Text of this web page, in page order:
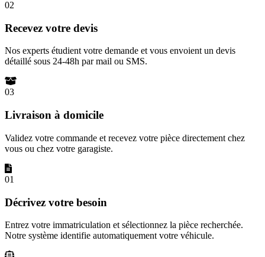
02
Recevez votre devis
Nos experts étudient votre demande et vous envoient un devis
détaillé sous 24-48h par mail ou SMS.
03
Livraison à domicile
Validez votre commande et recevez votre pièce directement chez
vous ou chez votre garagiste.
01
Décrivez votre besoin
Entrez votre immatriculation et sélectionnez la pièce recherchée.
Notre système identifie automatiquement votre véhicule.